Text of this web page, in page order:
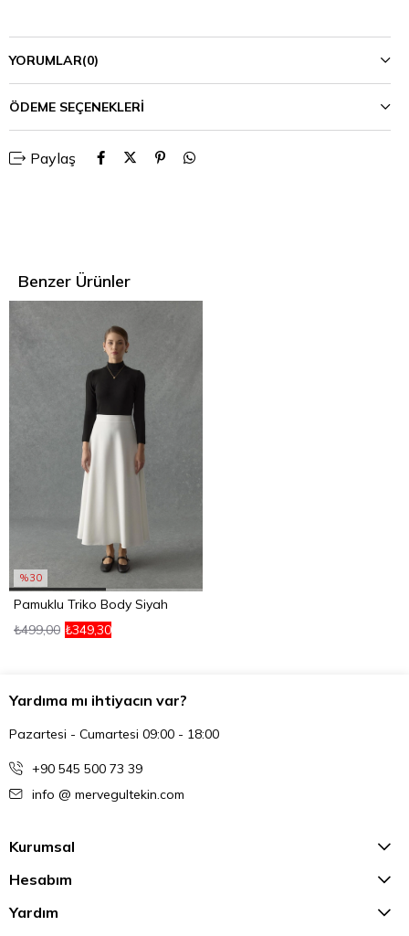
YORUMLAR(0)
ÖDEME SEÇENEKLERI
Paylaş
Benzer Ürünler
%30
Pamuklu Triko Body Siyah
₺349,30
₺499,00
Yardıma mı ihtiyacın var?
Pazartesi - Cumartesi 09:00 - 18:00
+90 545 500 73 39
info @ mervegultekin.com
Kurumsal
Hesabım
Yardım